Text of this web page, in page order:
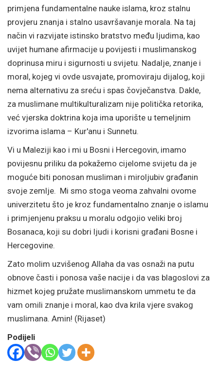
primjena fundamentalne nauke islama, kroz stalnu
provjeru znanja i stalno usavršavanje morala. Na taj
način vi razvijate istinsko bratstvo među ljudima, kao
uvijet humane afirmacije u povijesti i muslimanskog
doprinusa miru i sigurnosti u svijetu. Nadalje, znanje i
moral, kojeg vi ovde usvajate, promoviraju dijalog, koji
nema alternativu za sreću i spas čovječanstva. Dakle,
za muslimane multikulturalizam nije politička retorika,
već vjerska doktrina koja ima uporište u temeljnim
izvorima islama – Kur'anu i Sunnetu.
Vi u Maleziji kao i mi u Bosni i Hercegovin, imamo
povijesnu priliku da pokažemo cijelome svijetu da je
moguće biti ponosan musliman i miroljubiv građanin
svoje zemlje. Mi smo stoga veoma zahvalni ovome
univerzitetu što je kroz fundamentalno znanje o islamu
i primjenjenu praksu u moralu odgojio veliki broj
Bosanaca, koji su dobri ljudi i korisni građani Bosne i
Hercegovine.
Zato molim uzvišenog Allaha da vas osnaži na putu
obnove časti i ponosa vaše nacije i da vas blagoslovi za
hizmet kojeg pružate muslimanskom ummetu te da
vam omili znanje i moral, kao dva krila vjere svakog
muslimana. Amin! (Rijaset)
Podijeli